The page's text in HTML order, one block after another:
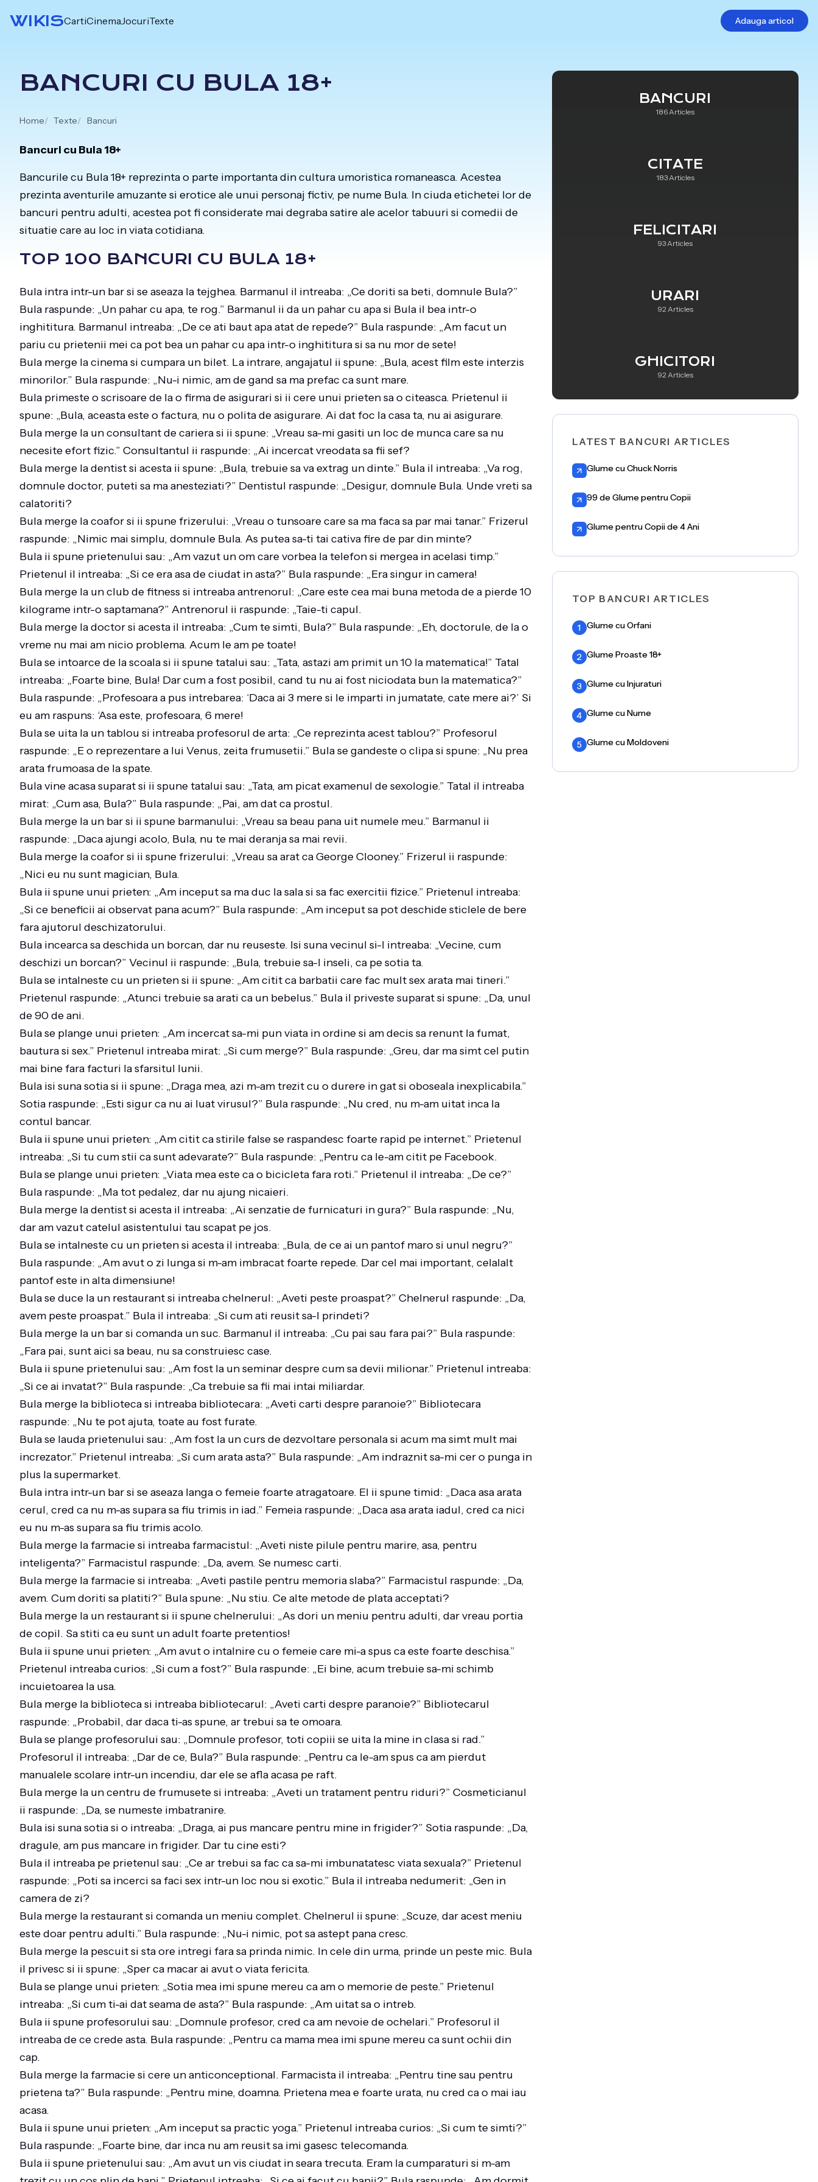
WIKISCartiCinemaJocuriTexte Adauga articol
BANCURI CU BULA 18+
Home Texte Bancuri
Bancuri cu Bula 18+
Bancurile cu Bula 18+ reprezinta o parte importanta din cultura umoristica romaneasca. Acestea
prezinta aventurile amuzante si erotice ale unui personaj fictiv, pe nume Bula. In ciuda etichetei lor de
bancuri pentru adulti, acestea pot fi considerate mai degraba satire ale acelor tabuuri si comedii de
situatie care au loc in viata cotidiana.
TOP 100 BANCURI CU BULA 18+
Bula intra intr-un bar si se aseaza la tejghea. Barmanul il intreaba: „Ce doriti sa beti, domnule Bula?”
Bula raspunde: „Un pahar cu apa, te rog.” Barmanul ii da un pahar cu apa si Bula il bea intr-o
inghititura. Barmanul intreaba: „De ce ati baut apa atat de repede?” Bula raspunde: „Am facut un
pariu cu prietenii mei ca pot bea un pahar cu apa intr-o inghititura si sa nu mor de sete!
Bula merge la cinema si cumpara un bilet. La intrare, angajatul ii spune: „Bula, acest film este interzis
minorilor.” Bula raspunde: „Nu-i nimic, am de gand sa ma prefac ca sunt mare.
Bula primeste o scrisoare de la o firma de asigurari si ii cere unui prieten sa o citeasca. Prietenul ii
spune: „Bula, aceasta este o factura, nu o polita de asigurare. Ai dat foc la casa ta, nu ai asigurare.
Bula merge la un consultant de cariera si ii spune: „Vreau sa-mi gasiti un loc de munca care sa nu
necesite efort fizic.” Consultantul ii raspunde: „Ai incercat vreodata sa fii sef?
Bula merge la dentist si acesta ii spune: „Bula, trebuie sa va extrag un dinte.” Bula il intreaba: „Va rog,
domnule doctor, puteti sa ma anesteziati?” Dentistul raspunde: „Desigur, domnule Bula. Unde vreti sa
calatoriti?
Bula merge la coafor si ii spune frizerului: „Vreau o tunsoare care sa ma faca sa par mai tanar.” Frizerul
raspunde: „Nimic mai simplu, domnule Bula. As putea sa-ti tai cativa fire de par din minte?
Bula ii spune prietenului sau: „Am vazut un om care vorbea la telefon si mergea in acelasi timp.”
Prietenul il intreaba: „Si ce era asa de ciudat in asta?” Bula raspunde: „Era singur in camera!
Bula merge la un club de fitness si intreaba antrenorul: „Care este cea mai buna metoda de a pierde 10
kilograme intr-o saptamana?” Antrenorul ii raspunde: „Taie-ti capul.
Bula merge la doctor si acesta il intreaba: „Cum te simti, Bula?” Bula raspunde: „Eh, doctorule, de la o
vreme nu mai am nicio problema. Acum le am pe toate!
Bula se intoarce de la scoala si ii spune tatalui sau: „Tata, astazi am primit un 10 la matematica!” Tatal
intreaba: „Foarte bine, Bula! Dar cum a fost posibil, cand tu nu ai fost niciodata bun la matematica?”
Bula raspunde: „Profesoara a pus intrebarea: ‘Daca ai 3 mere si le imparti in jumatate, cate mere ai?’ Si
eu am raspuns: ‘Asa este, profesoara, 6 mere!
Bula se uita la un tablou si intreaba profesorul de arta: „Ce reprezinta acest tablou?” Profesorul
raspunde: „E o reprezentare a lui Venus, zeita frumusetii.” Bula se gandeste o clipa si spune: „Nu prea
arata frumoasa de la spate.
Bula vine acasa suparat si ii spune tatalui sau: „Tata, am picat examenul de sexologie.” Tatal il intreaba
mirat: „Cum asa, Bula?” Bula raspunde: „Pai, am dat ca prostul.
Bula merge la un bar si ii spune barmanului: „Vreau sa beau pana uit numele meu.” Barmanul ii
raspunde: „Daca ajungi acolo, Bula, nu te mai deranja sa mai revii.
Bula merge la coafor si ii spune frizerului: „Vreau sa arat ca George Clooney.” Frizerul ii raspunde:
„Nici eu nu sunt magician, Bula.
Bula ii spune unui prieten: „Am inceput sa ma duc la sala si sa fac exercitii fizice.” Prietenul intreaba:
„Si ce beneficii ai observat pana acum?” Bula raspunde: „Am inceput sa pot deschide sticlele de bere
fara ajutorul deschizatorului.
Bula incearca sa deschida un borcan, dar nu reuseste. Isi suna vecinul si-l intreaba: „Vecine, cum
deschizi un borcan?” Vecinul ii raspunde: „Bula, trebuie sa-l inseli, ca pe sotia ta.
Bula se intalneste cu un prieten si ii spune: „Am citit ca barbatii care fac mult sex arata mai tineri.”
Prietenul raspunde: „Atunci trebuie sa arati ca un bebelus.” Bula il priveste suparat si spune: „Da, unul
de 90 de ani.
Bula se plange unui prieten: „Am incercat sa-mi pun viata in ordine si am decis sa renunt la fumat,
bautura si sex.” Prietenul intreaba mirat: „Si cum merge?” Bula raspunde: „Greu, dar ma simt cel putin
mai bine fara facturi la sfarsitul lunii.
Bula isi suna sotia si ii spune: „Draga mea, azi m-am trezit cu o durere in gat si oboseala inexplicabila.”
Sotia raspunde: „Esti sigur ca nu ai luat virusul?” Bula raspunde: „Nu cred, nu m-am uitat inca la
contul bancar.
Bula ii spune unui prieten: „Am citit ca stirile false se raspandesc foarte rapid pe internet.” Prietenul
intreaba: „Si tu cum stii ca sunt adevarate?” Bula raspunde: „Pentru ca le-am citit pe Facebook.
Bula se plange unui prieten: „Viata mea este ca o bicicleta fara roti.” Prietenul il intreaba: „De ce?”
Bula raspunde: „Ma tot pedalez, dar nu ajung nicaieri.
Bula merge la dentist si acesta il intreaba: „Ai senzatie de furnicaturi in gura?” Bula raspunde: „Nu,
dar am vazut catelul asistentului tau scapat pe jos.
Bula se intalneste cu un prieten si acesta il intreaba: „Bula, de ce ai un pantof maro si unul negru?”
Bula raspunde: „Am avut o zi lunga si m-am imbracat foarte repede. Dar cel mai important, celalalt
pantof este in alta dimensiune!
Bula se duce la un restaurant si intreaba chelnerul: „Aveti peste proaspat?” Chelnerul raspunde: „Da,
avem peste proaspat.” Bula il intreaba: „Si cum ati reusit sa-l prindeti?
Bula merge la un bar si comanda un suc. Barmanul il intreaba: „Cu pai sau fara pai?” Bula raspunde:
„Fara pai, sunt aici sa beau, nu sa construiesc case.
Bula ii spune prietenului sau: „Am fost la un seminar despre cum sa devii milionar.” Prietenul intreaba:
„Si ce ai invatat?” Bula raspunde: „Ca trebuie sa fii mai intai miliardar.
Bula merge la biblioteca si intreaba bibliotecara: „Aveti carti despre paranoie?” Bibliotecara
raspunde: „Nu te pot ajuta, toate au fost furate.
Bula se lauda prietenului sau: „Am fost la un curs de dezvoltare personala si acum ma simt mult mai
increzator.” Prietenul intreaba: „Si cum arata asta?” Bula raspunde: „Am indraznit sa-mi cer o punga in
plus la supermarket.
Bula intra intr-un bar si se aseaza langa o femeie foarte atragatoare. El ii spune timid: „Daca asa arata
cerul, cred ca nu m-as supara sa fiu trimis in iad.” Femeia raspunde: „Daca asa arata iadul, cred ca nici
eu nu m-as supara sa fiu trimis acolo.
Bula merge la farmacie si intreaba farmacistul: „Aveti niste pilule pentru marire, asa, pentru
inteligenta?” Farmacistul raspunde: „Da, avem. Se numesc carti.
Bula merge la farmacie si intreaba: „Aveti pastile pentru memoria slaba?” Farmacistul raspunde: „Da,
avem. Cum doriti sa platiti?” Bula spune: „Nu stiu. Ce alte metode de plata acceptati?
Bula merge la un restaurant si ii spune chelnerului: „As dori un meniu pentru adulti, dar vreau portia
de copil. Sa stiti ca eu sunt un adult foarte pretentios!
Bula ii spune unui prieten: „Am avut o intalnire cu o femeie care mi-a spus ca este foarte deschisa.”
Prietenul intreaba curios: „Si cum a fost?” Bula raspunde: „Ei bine, acum trebuie sa-mi schimb
incuietoarea la usa.
Bula merge la biblioteca si intreaba bibliotecarul: „Aveti carti despre paranoie?” Bibliotecarul
raspunde: „Probabil, dar daca ti-as spune, ar trebui sa te omoara.
Bula se plange profesorului sau: „Domnule profesor, toti copiii se uita la mine in clasa si rad.”
Profesorul il intreaba: „Dar de ce, Bula?” Bula raspunde: „Pentru ca le-am spus ca am pierdut
manualele scolare intr-un incendiu, dar ele se afla acasa pe raft.
Bula merge la un centru de frumusete si intreaba: „Aveti un tratament pentru riduri?” Cosmeticianul
ii raspunde: „Da, se numeste imbatranire.
Bula isi suna sotia si o intreaba: „Draga, ai pus mancare pentru mine in frigider?” Sotia raspunde: „Da,
dragule, am pus mancare in frigider. Dar tu cine esti?
Bula il intreaba pe prietenul sau: „Ce ar trebui sa fac ca sa-mi imbunatatesc viata sexuala?” Prietenul
raspunde: „Poti sa incerci sa faci sex intr-un loc nou si exotic.” Bula il intreaba nedumerit: „Gen in
camera de zi?
Bula merge la restaurant si comanda un meniu complet. Chelnerul ii spune: „Scuze, dar acest meniu
este doar pentru adulti.” Bula raspunde: „Nu-i nimic, pot sa astept pana cresc.
Bula merge la pescuit si sta ore intregi fara sa prinda nimic. In cele din urma, prinde un peste mic. Bula
il privesc si ii spune: „Sper ca macar ai avut o viata fericita.
Bula se plange unui prieten: „Sotia mea imi spune mereu ca am o memorie de peste.” Prietenul
intreaba: „Si cum ti-ai dat seama de asta?” Bula raspunde: „Am uitat sa o intreb.
Bula ii spune profesorului sau: „Domnule profesor, cred ca am nevoie de ochelari.” Profesorul il
intreaba de ce crede asta. Bula raspunde: „Pentru ca mama mea imi spune mereu ca sunt ochii din
cap.
Bula merge la farmacie si cere un anticonceptional. Farmacista il intreaba: „Pentru tine sau pentru
prietena ta?” Bula raspunde: „Pentru mine, doamna. Prietena mea e foarte urata, nu cred ca o mai iau
acasa.
Bula ii spune unui prieten: „Am inceput sa practic yoga.” Prietenul intreaba curios: „Si cum te simti?”
Bula raspunde: „Foarte bine, dar inca nu am reusit sa imi gasesc telecomanda.
Bula ii spune prietenului sau: „Am avut un vis ciudat in seara trecuta. Eram la cumparaturi si m-am
BANCURI
186 Articles
CITATE
183 Articles
FELICITARI
93 Articles
URARI
92 Articles
GHICITORI
92 Articles
LATEST BANCURI ARTICLES
Glume cu Chuck Norris
99 de Glume pentru Copii
Glume pentru Copii de 4 Ani
TOP BANCURI ARTICLES
1 Glume cu Orfani
2 Glume Proaste 18+
3 Glume cu Injuraturi
4 Glume cu Nume
5 Glume cu Moldoveni